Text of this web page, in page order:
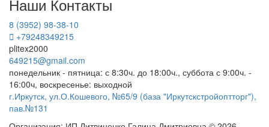
Наши Контакты
8 (3952) 98-38-10
+79248349215
plitex2000
649215@gmail.com
понедельник - пятница: с 8:30ч. до 18:00ч., суббота с 9:00ч. -
16:00ч, воскресенье: выходной
г.Иркутск, ул.О.Кошевого, №65/9 (база "Иркутскстройоптторг"),
пав.№131